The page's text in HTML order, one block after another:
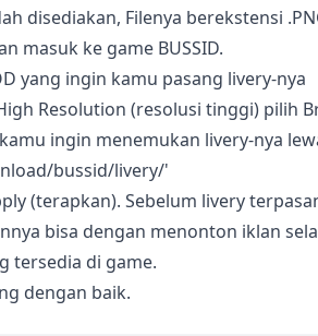
disediakan, Filenya berekstensi
masuk ke game BUSSID.
yang ingin kamu pasang livery-nya
Resolution (resolusi tinggi) pilih
ingin menemukan livery-nya
bussid/livery/'
(terapkan). Sebelum livery
bisa dengan menonton iklan
tersedia di game.
dengan baik.